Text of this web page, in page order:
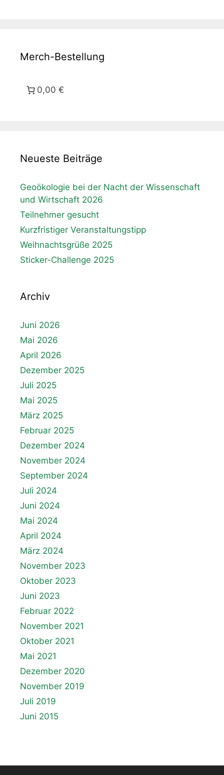
Merch-Bestellung
0,00 €
Neueste Beiträge
Geoökologie bei der Nacht der Wissenschaft
und Wirtschaft 2026
Teilnehmer gesucht
Kurzfristiger Veranstaltungstipp
Weihnachtsgrüße 2025
Sticker-Challenge 2025
Archiv
Juni 2026
Mai 2026
April 2026
Dezember 2025
Juli 2025
Mai 2025
März 2025
Februar 2025
Dezember 2024
November 2024
September 2024
Juli 2024
Juni 2024
Mai 2024
April 2024
März 2024
November 2023
Oktober 2023
Juni 2023
Februar 2022
November 2021
Oktober 2021
Mai 2021
Dezember 2020
November 2019
Juli 2019
Juni 2015